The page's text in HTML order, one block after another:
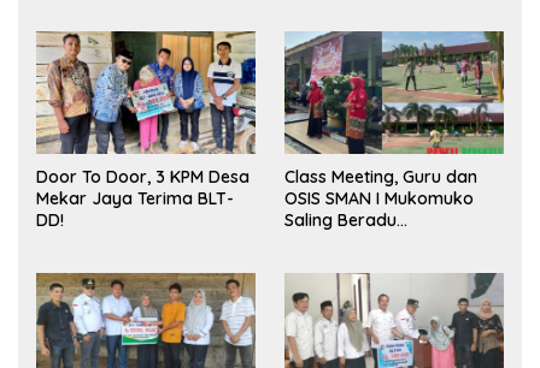
Door To Door, 3 KPM Desa
Mekar Jaya Terima BLT-
DD!
Class Meeting, Guru dan
OSIS SMAN I Mukomuko
Saling Beradu